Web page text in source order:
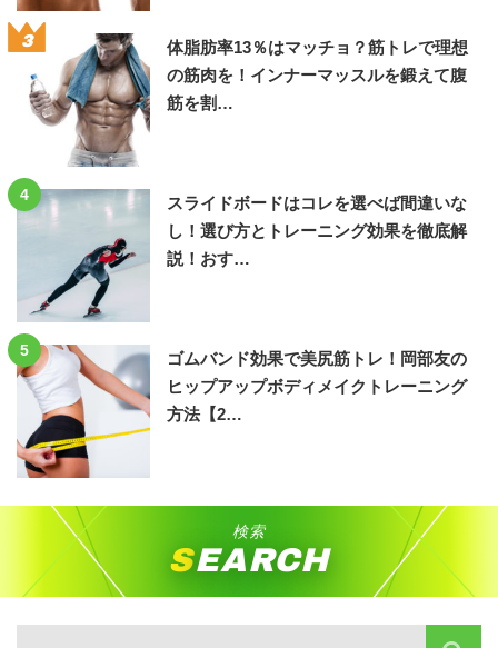
3
体脂肪率13％はマッチョ？筋トレで理想
の筋肉を！インナーマッスルを鍛えて腹
筋を割…
4
スライドボードはコレを選べば間違いな
し！選び方とトレーニング効果を徹底解
説！おす…
5
ゴムバンド効果で美尻筋トレ！岡部友の
ヒップアップボディメイクトレーニング
方法【2…
検索
SEARCH